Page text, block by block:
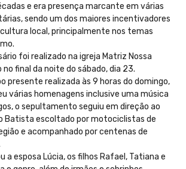
e era presença marcante em várias
sendo um dos maiores incentivadores
local, principalmente nos temas
foi realizado na igreja Matriz Nossa
no final da noite do sábado, dia 23.
presente realizada às 9 horas do domingo,
várias homenagens inclusive uma música
o sepultamento seguiu em direção ao
Batista escoltado por motociclistas de
e acompanhado por centenas de
a esposa Lúcia, os filhos Rafael, Tatiana e